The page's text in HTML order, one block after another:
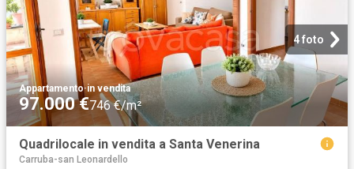
4 foto
Appartamento·in vendita
97.000 €746 €/m²
Quadrilocale in vendita a Santa Venerina
Carruba-san Leonardello